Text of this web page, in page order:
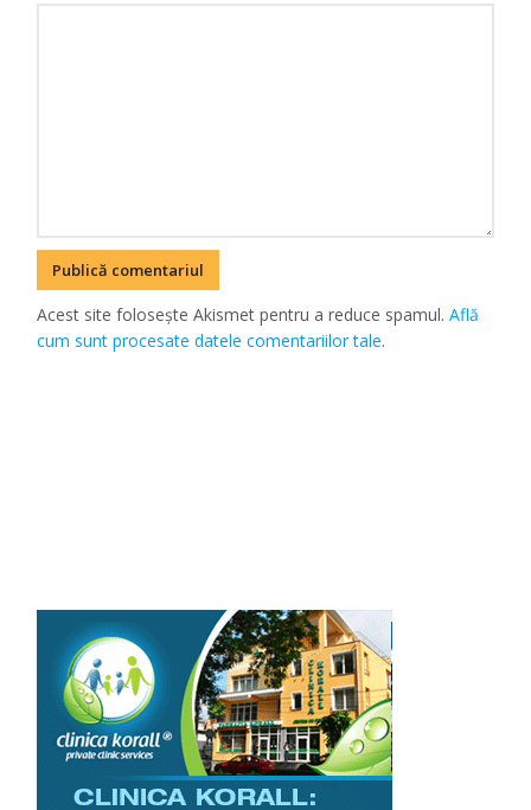
Acest site folosește Akismet pentru a reduce spamul.Află
cum sunt procesate datele comentariilor tale.